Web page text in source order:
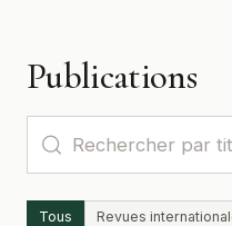
Publications
Tous Revues